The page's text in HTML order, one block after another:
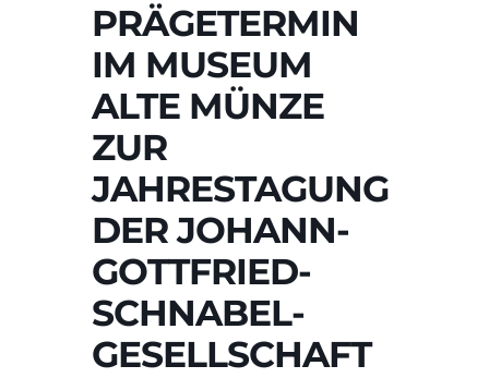
PRÄGETERMIN
IM MUSEUM
ALTE MÜNZE
ZUR
JAHRESTAGUNG
DER JOHANN-
GOTTFRIED-
SCHNABEL-
GESELLSCHAFT